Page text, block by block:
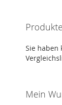
Sie haben
Mein